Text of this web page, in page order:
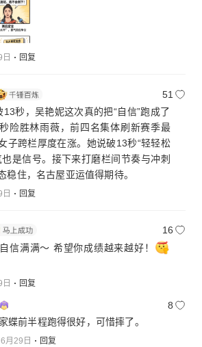
回复
51
13秒，吴艳妮这次真的把“自信”跑成了
险胜林雨薇，前四名集体刷新赛季最
子跨栏厚度在涨。她说破13秒“轻轻松
是信号。接下来打磨栏间节奏与冲刺
稳住，名古屋亚运值得期待。
回复
16
信满满～ 希望你成绩越来越好！
回复
8
蝶前半程跑得很好，可惜摔了。
6月29日 回复